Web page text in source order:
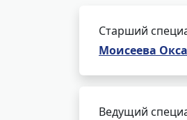
Старший
Моисеева
Ведущий